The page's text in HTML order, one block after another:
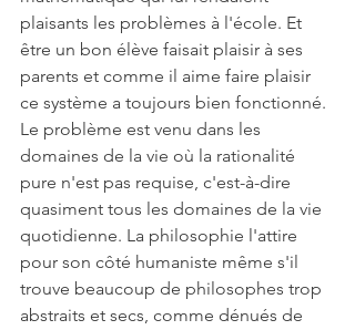
plaisants les problèmes à l'école. Et
être un bon élève faisait plaisir à ses
parents et comme il aime faire plaisir
ce système a toujours bien fonctionné.
Le problème est venu dans les
domaines de la vie où la rationalité
pure n'est pas requise, c'est-à-dire
quasiment tous les domaines de la vie
quotidienne. La philosophie l'attire
pour son côté humaniste même s'il
trouve beaucoup de philosophes trop
abstraits et secs, comme dénués de